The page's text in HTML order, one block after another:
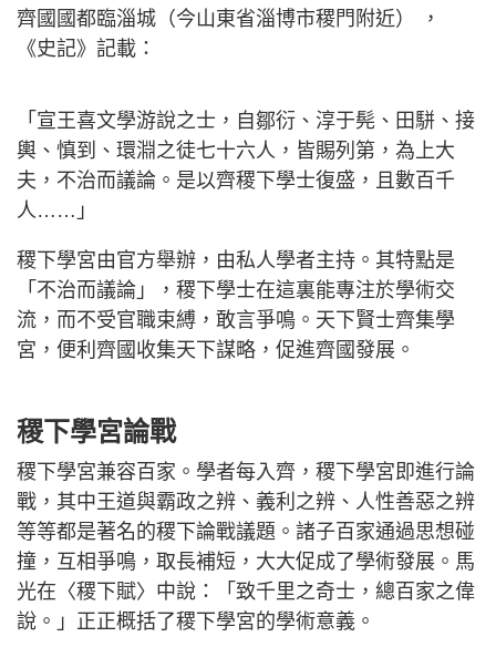
齊國國都臨淄城（今山東省淄博市稷門附近） ，
《史記》記載：
「宣王喜文學游說之士，自鄒衍、淳于髡、田駢、接
輿、慎到、環淵之徒七十六人，皆賜列第，為上大
夫，不治而議論。是以齊稷下學士復盛，且數百千
人……」
稷下學宮由官方舉辦，由私人學者主持。其特點是
「不治而議論」，稷下學士在這裏能專注於學術交
流，而不受官職束縛，敢言爭鳴。天下賢士齊集學
宮，便利齊國收集天下謀略，促進齊國發展。
稷下學宮論戰
稷下學宮兼容百家。學者每入齊，稷下學宮即進行論
戰，其中王道與霸政之辨、義利之辨、人性善惡之辨
等等都是著名的稷下論戰議題。諸子百家通過思想碰
撞，互相爭鳴，取長補短，大大促成了學術發展。馬
光在〈稷下賦〉中說：「致千里之奇士，總百家之偉
說。」正正概括了稷下學宮的學術意義。